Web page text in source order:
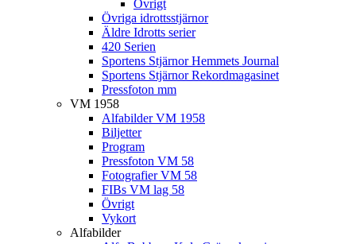
Övrigt
Övriga idrottsstjärnor
Äldre Idrotts serier
420 Serien
Sportens Stjärnor Hemmets Journal
Sportens Stjärnor Rekordmagasinet
Pressfoton mm
VM 1958
Alfabilder VM 1958
Biljetter
Program
Pressfoton VM 58
Fotografier VM 58
FIBs VM lag 58
Övrigt
Vykort
Alfabilder